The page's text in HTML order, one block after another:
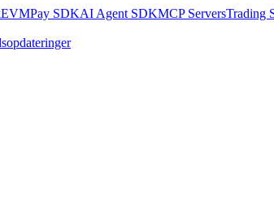
Pay SDKAI Agent SDKMCP ServersTrading